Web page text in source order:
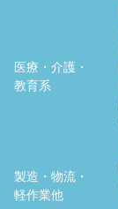
医療・介護・
教育系
製造・物流・
軽作業他